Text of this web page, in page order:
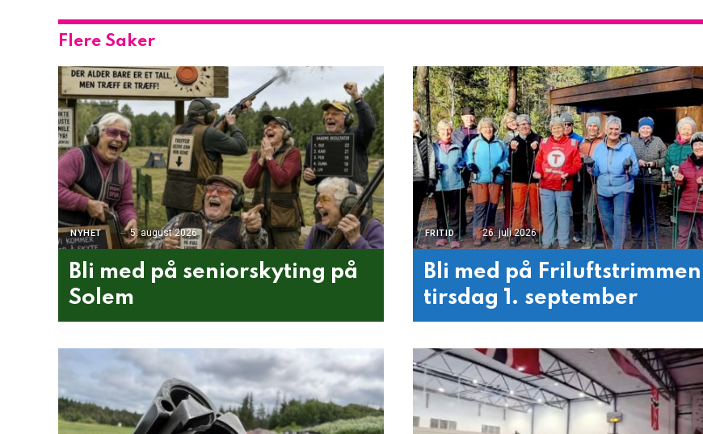
Flere Saker
NYHET 5. august 2026
Bli med på seniorskyting på
Solem
FRITID 26. juli 2026
Bli med på Friluftstrimmen
tirsdag 1. september